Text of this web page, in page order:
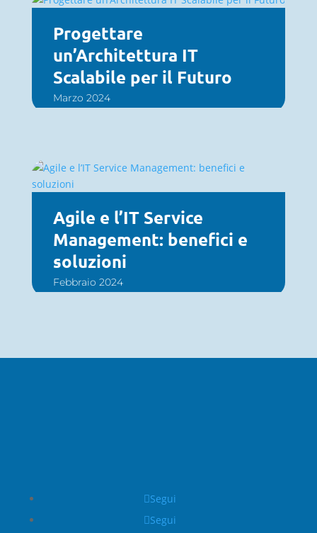
Progettare
un’Architettura IT
Scalabile per il Futuro
Marzo 2024
Agile e l’IT Service
Management: benefici e
soluzioni
Febbraio 2024
Segui
Segui